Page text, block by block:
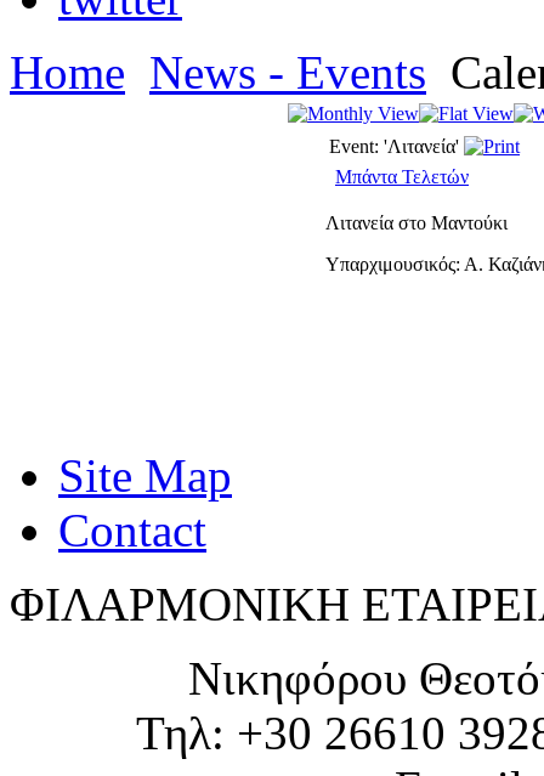
Home News - Events
Event: 'Λιτανεία'
Μπάντα Τελετών
Λιτανεία στο Μαντούκι
Υπαρχιμουσικός: Α.
Site Map
Contact
ΦΙΛΑΡΜΟΝΙΚΗ
Νικηφόρου
Τηλ: +30 26610